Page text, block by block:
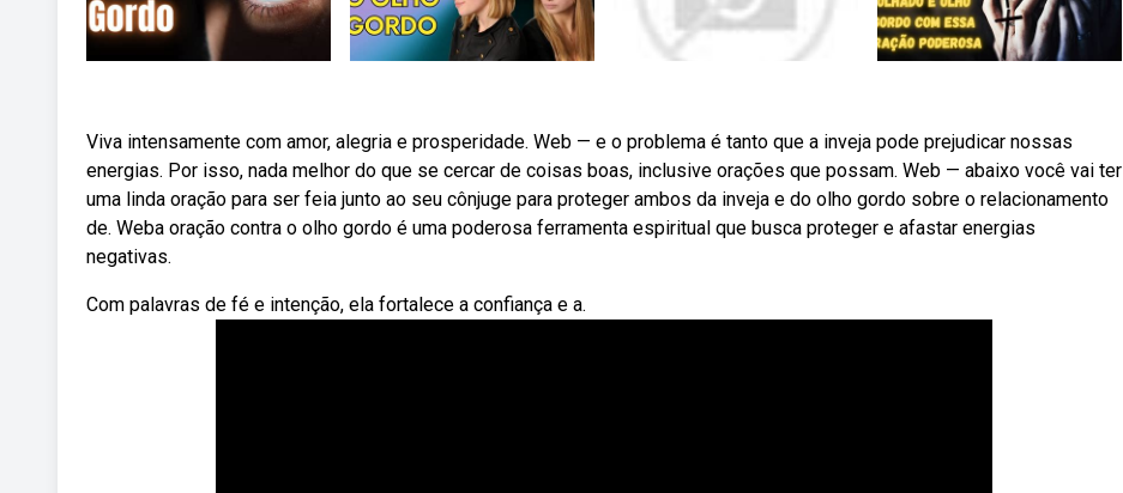
Viva intensamente com amor, alegria e prosperidade. Web — e o problema é tanto que a inveja pode prejudicar nossas
energias. Por isso, nada melhor do que se cercar de coisas boas, inclusive orações que possam. Web — abaixo você vai ter
uma linda oração para ser feia junto ao seu cônjuge para proteger ambos da inveja e do olho gordo sobre o relacionamento
de. Weba oração contra o olho gordo é uma poderosa ferramenta espiritual que busca proteger e afastar energias
negativas.
Com palavras de fé e intenção, ela fortalece a confiança e a.